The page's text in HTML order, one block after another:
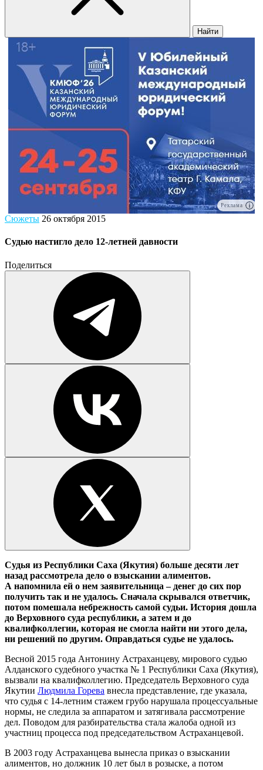
Найти
Реклама
Сюжеты 26 октября 2015
Судью настигло дело 12-летней давности
Поделиться
Судья из Республики Саха (Якутия) больше десяти лет
назад рассмотрела дело о взыскании алиментов.
А напомнила ей о нем заявительница – денег до сих пор
получить так и не удалось. Сначала скрывался ответчик,
потом помешала небрежность самой судьи. История дошла
до Верховного суда республики, а затем и до
квалифколлегии, которая не смогла найти ни этого дела,
ни решений по другим. Оправдаться судье не удалось.
Весной 2015 года Антонину Астраханцеву, мирового судью
Алданского судебного участка № 1 Республики Саха (Якутия),
вызвали на квалифколлегию. Председатель Верховного суда
Якутии Людмила Горева внесла представление, где указала,
что судья с 14-летним стажем грубо нарушала процессуальные
нормы, не следила за аппаратом и затягивала рассмотрение
дел. Поводом для разбирательства стала жалоба одной из
участниц процесса под председательством Астраханцевой.
В 2003 году Астраханцева вынесла приказ о взыскании
алиментов, но должник 10 лет был в розыске, а потом